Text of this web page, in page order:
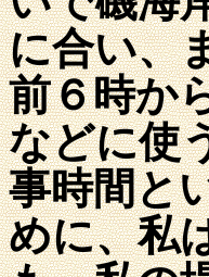
に合い、
前６時か
などに使
事時間と
めに、私